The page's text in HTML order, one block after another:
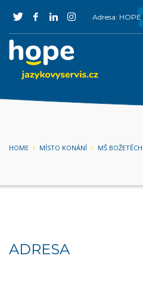
Adresa:
HOME MÍSTO KONÁNÍ MŠ
ADRESA